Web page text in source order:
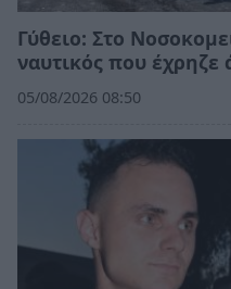
Γύθειο: Στο
ναυτικός που
05/08/2026 08:50